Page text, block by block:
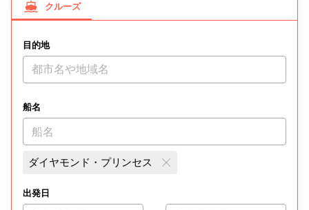
クルーズ
目的地
都市名や地域名
船名
船名
ダイヤモンド・プリンセス
出発日